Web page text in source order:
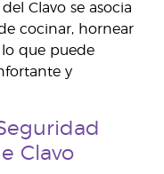
Clavo se asocia
cocinar, hornear
que puede
y
Clavo